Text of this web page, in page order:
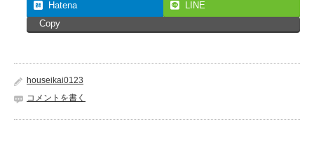
Hatena
LINE
Copy
houseikai0123
コメントを書く